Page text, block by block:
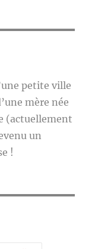
petite ville
mère née
(actuellement
un
!